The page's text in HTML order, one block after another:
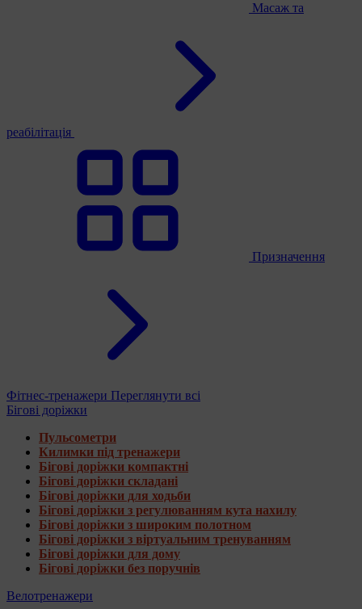
Масаж та
реабілітація
Призначення
Фітнес-тренажери Переглянути всі
Бігові доріжки
Пульсометри
Килимки під тренажери
Бігові доріжки компактні
Бігові доріжки складані
Бігові доріжки для ходьби
Бігові доріжки з регулюванням кута нахилу
Бігові доріжки з широким полотном
Бігові доріжки з віртуальним тренуванням
Бігові доріжки для дому
Бігові доріжки без поручнів
Велотренажери